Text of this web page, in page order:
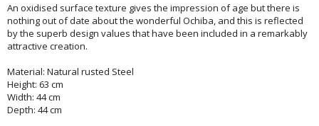
An oxidised surface texture gives the impression of age but there is
nothing out of date about the wonderful Ochiba, and this is reflected
by the superb design values that have been included in a remarkably
attractive creation.
Material: Natural rusted Steel
Height: 63 cm
Width: 44 cm
Depth: 44 cm